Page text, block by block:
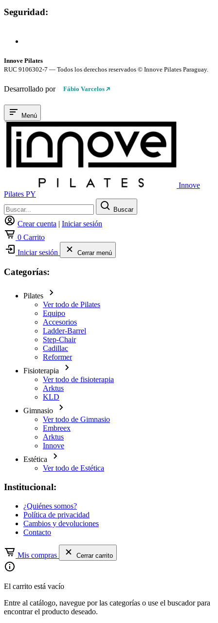
Seguridad:
Innove Pilates
RUC 9106302-7 — Todos los derechos reservados © Innove Pilates Paraguay.
Desarrollado por Fábio Varcelos
Menú
Innove
Pilates PY
Buscar
Crear cuenta | Iniciar sesión
0 Carrito
Iniciar sesión
Cerrar menú
Categorías:
Pilates
Ver todo de Pilates
Equipo
Accesorios
Ladder-Barrel
Step-Chair
Cadillac
Reformer
Fisioterapia
Ver todo de fisioterapia
Arktus
KLD
Gimnasio
Ver todo de Gimnasio
Embreex
Arktus
Innove
Estética
Ver todo de Estética
Institucional:
¿Quiénes somos?
Política de privacidad
Cambios y devoluciones
Contacto
Mis compras Cerrar carrito
El carrito está vacío
Entre al catálogo, navegue por las categorías o use el buscador para
encontrar el producto deseado.